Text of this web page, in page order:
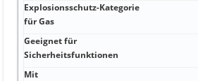
Explosionsschutz-Kategorie
für Gas
Geeignet für
Sicherheitsfunktionen
Mit